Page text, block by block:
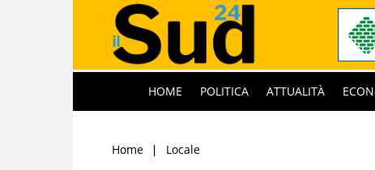
HOME POLITICA ATTUALITÀ
Home Locale